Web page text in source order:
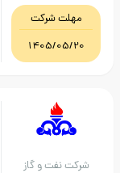
مهلت شرکت
1405/05/20
از...
نفت و گاز
و